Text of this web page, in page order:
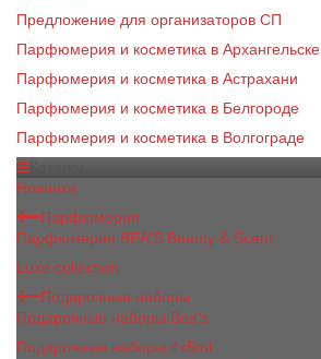
Предложение для организаторов СП
Парфюмерия и косметика в Архангельске
Парфюмерия и косметика в Астрахани
Парфюмерия и косметика в Белгороде
Парфюмерия и косметика в Волгограде
Новинки
Парфюмерия
Парфюмерия BEA'S Beauty & Scent
Luxe collection
Подарочные наборы
Подарочные наборы Bea's
Подарочные наборы 4х5ml